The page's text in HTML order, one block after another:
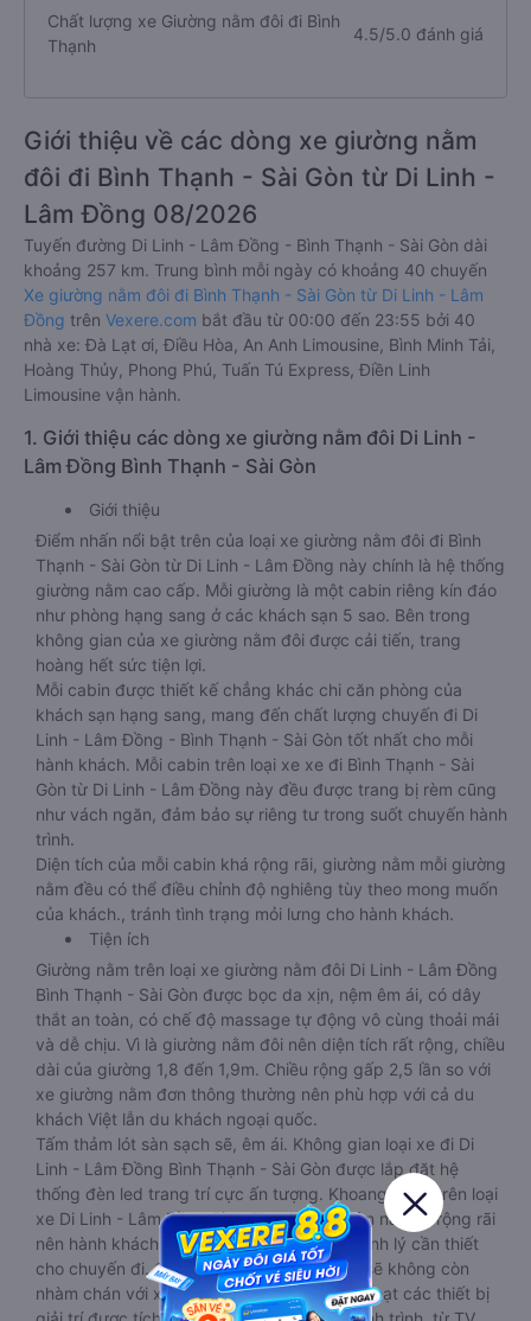
Chất lượng xe Giường nằm đôi đi Bình
Thạnh
4.5/5.0 đánh giá
Giới thiệu về các dòng xe giường nằm
đôi đi Bình Thạnh - Sài Gòn từ Di Linh -
Lâm Đồng 08/2026
Tuyến đường Di Linh - Lâm Đồng - Bình Thạnh - Sài Gòn dài
khoảng 257 km. Trung bình mỗi ngày có khoảng 40 chuyến
Xe giường nằm đôi đi Bình Thạnh - Sài Gòn từ Di Linh - Lâm
Đồng trên Vexere.com bắt đầu từ 00:00 đến 23:55 bởi 40
nhà xe: Đà Lạt ơi, Điều Hòa, An Anh Limousine, Bình Minh Tải,
Hoàng Thủy, Phong Phú, Tuấn Tú Express, Điền Linh
Limousine vận hành.
1. Giới thiệu các dòng xe giường nằm đôi Di Linh -
Lâm Đồng Bình Thạnh - Sài Gòn
Giới thiệu
Điểm nhấn nổi bật trên của loại xe giường nằm đôi đi Bình
Thạnh - Sài Gòn từ Di Linh - Lâm Đồng này chính là hệ thống
giường nằm cao cấp. Mỗi giường là một cabin riêng kín đáo
như phòng hạng sang ở các khách sạn 5 sao. Bên trong
không gian của xe giường nằm đôi được cải tiến, trang
hoàng hết sức tiện lợi.
Mỗi cabin được thiết kế chẳng khác chi căn phòng của
khách sạn hạng sang, mang đến chất lượng chuyến đi Di
Linh - Lâm Đồng - Bình Thạnh - Sài Gòn tốt nhất cho mỗi
hành khách. Mỗi cabin trên loại xe xe đi Bình Thạnh - Sài
Gòn từ Di Linh - Lâm Đồng này đều được trang bị rèm cũng
như vách ngăn, đảm bảo sự riêng tư trong suốt chuyến hành
trình.
Diện tích của mỗi cabin khá rộng rãi, giường nằm mỗi giường
nằm đều có thể điều chỉnh độ nghiêng tùy theo mong muốn
của khách., tránh tình trạng mỏi lưng cho hành khách.
Tiện ích
Giường nằm trên loại xe giường nằm đôi Di Linh - Lâm Đồng
Bình Thạnh - Sài Gòn được bọc da xịn, nệm êm ái, có dây
thắt an toàn, có chế độ massage tự động vô cùng thoải mái
và dễ chịu. Vì là giường nằm đôi nên diện tích rất rộng, chiều
dài của giường 1,8 đến 1,9m. Chiều rộng gấp 2,5 lần so với
xe giường nằm đơn thông thường nên phù hợp với cả du
khách Việt lẫn du khách ngoại quốc.
Tấm thảm lót sàn sạch sẽ, êm ái. Không gian loại xe đi Di
Linh - Lâm Đồng Bình Thạnh - Sài Gòn được lắp đặt hệ
thống đèn led trang trí cực ấn tượng. Khoang chứa trên loại
xe Di Linh - Lâm Đồng Bình Thạnh - Sài Gòn này thì rộng rãi
nên hành khách có thể mang theo nhiều hành lý cần thiết
cho chuyến đi. Chuyến đi của hành khách sẽ không còn
nhàm chán với xe phòng nằm đôi bởi hàng loạt các thiết bị